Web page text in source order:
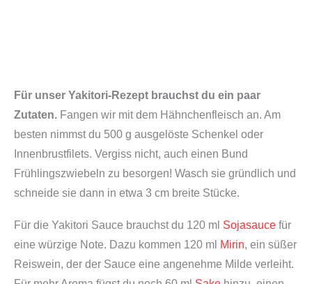
Für unser Yakitori-Rezept brauchst du ein paar
Zutaten. Fangen wir mit dem Hähnchenfleisch an. Am
besten nimmst du 500 g ausgelöste Schenkel oder
Innenbrustfilets. Vergiss nicht, auch einen Bund
Frühlingszwiebeln zu besorgen! Wasch sie gründlich und
schneide sie dann in etwa 3 cm breite Stücke.
Für die Yakitori Sauce brauchst du 120 ml Sojasauce für
eine würzige Note. Dazu kommen 120 ml Mirin, ein süßer
Reiswein, der der Sauce eine angenehme Milde verleiht.